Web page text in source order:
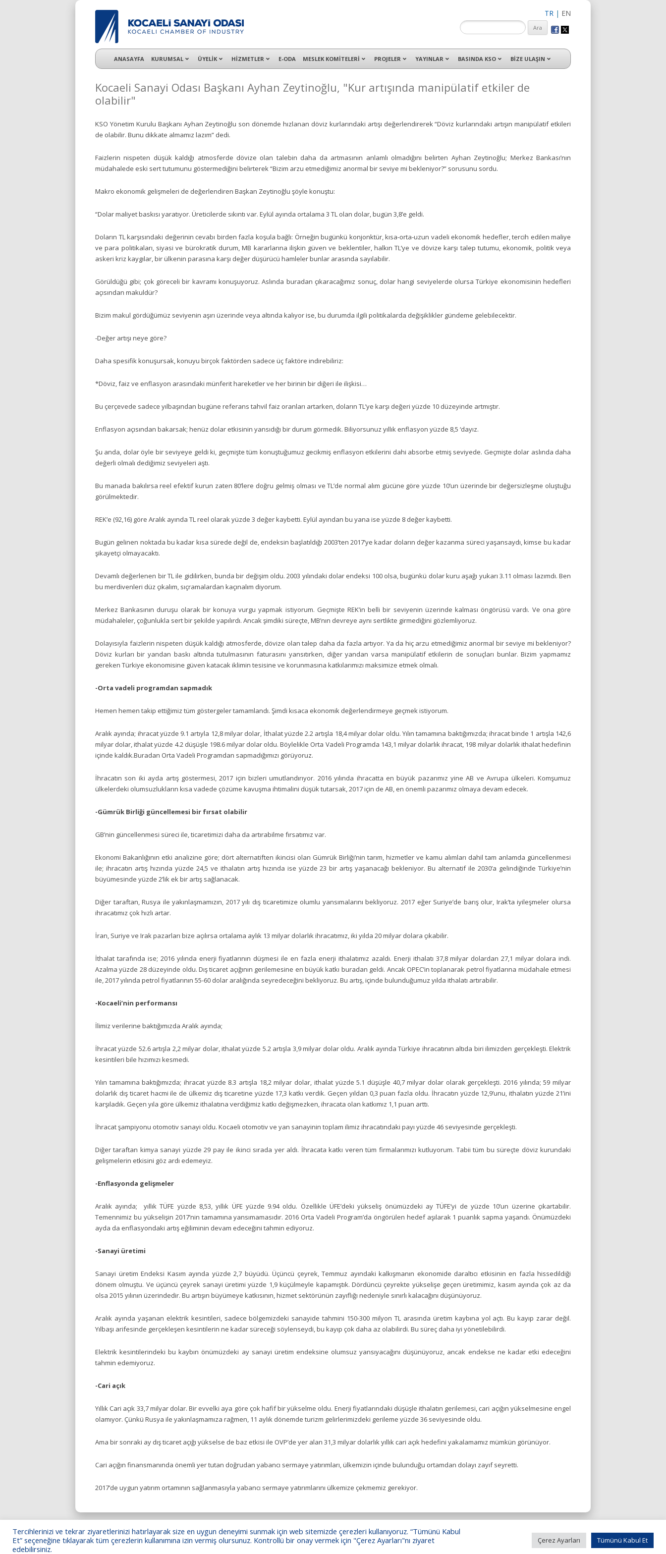
TR | EN
KSO 3500’ü aşkın sanayi kuruluşuna uzman çalışanları ile İzmit Merkez, Çayırova, Dilovası, Gebze ve İMES OSB’deki ofisleri ile hizmet vermektedir.
ANASAYFA KURUMSAL ÜYELİK HİZMETLER E-ODA MESLEK KOMİTELERİ PROJELER YAYINLAR BASINDA KSO BİZE ULAŞIN
Kocaeli Sanayi Odası Başkanı Ayhan Zeytinoğlu, "Kur artışında manipülatif etkiler de
olabilir"
KSO Yönetim Kurulu Başkanı Ayhan Zeytinoğlu son dönemde hızlanan döviz kurlarındaki artışı değerlendirerek “Döviz kurlarındaki artışın manipülatif etkileri
de olabilir. Bunu dikkate almamız lazım” dedi.
Faizlerin nispeten düşük kaldığı atmosferde dövize olan talebin daha da artmasının anlamlı olmadığını belirten Ayhan Zeytinoğlu; Merkez Bankası’nın
müdahalede eski sert tutumunu göstermediğini belirterek “Bizim arzu etmediğimiz anormal bir seviye mi bekleniyor?” sorusunu sordu.
Makro ekonomik gelişmeleri de değerlendiren Başkan Zeytinoğlu şöyle konuştu:
“Dolar maliyet baskısı yaratıyor. Üreticilerde sıkıntı var. Eylül ayında ortalama 3 TL olan dolar, bugün 3,8’e geldi.
Doların TL karşısındaki değerinin cevabı birden fazla koşula bağlı: Örneğin bugünkü konjonktür, kısa-orta-uzun vadeli ekonomik hedefler, tercih edilen maliye
ve para politikaları, siyasi ve bürokratik durum, MB kararlarına ilişkin güven ve beklentiler, halkın TL’ye ve dövize karşı talep tutumu, ekonomik, politik veya
askeri kriz kaygılar, bir ülkenin parasına karşı değer düşürücü hamleler bunlar arasında sayılabilir.
Görüldüğü gibi; çok göreceli bir kavramı konuşuyoruz. Aslında buradan çıkaracağımız sonuç, dolar hangi seviyelerde olursa Türkiye ekonomisinin hedefleri
açısından makuldür?
Bizim makul gördüğümüz seviyenin aşırı üzerinde veya altında kalıyor ise, bu durumda ilgili politikalarda değişiklikler gündeme gelebilecektir.
-Değer artışı neye göre?
Daha spesifik konuşursak, konuyu birçok faktörden sadece üç faktöre indirebiliriz:
*Döviz, faiz ve enflasyon arasındaki münferit hareketler ve her birinin bir diğeri ile ilişkisi…
Bu çerçevede sadece yılbaşından bugüne referans tahvil faiz oranları artarken, doların TL’ye karşı değeri yüzde 10 düzeyinde artmıştır.
Enflasyon açısından bakarsak; henüz dolar etkisinin yansıdığı bir durum görmedik. Biliyorsunuz yıllık enflasyon yüzde 8,5 ‘dayız.
Şu anda, dolar öyle bir seviyeye geldi ki, geçmişte tüm konuştuğumuz gecikmiş enflasyon etkilerini dahi absorbe etmiş seviyede. Geçmişte dolar aslında daha
değerli olmalı dediğimiz seviyeleri aştı.
Bu manada bakılırsa reel efektif kurun zaten 80’lere doğru gelmiş olması ve TL’de normal alım gücüne göre yüzde 10’un üzerinde bir değersizleşme oluştuğu
görülmektedir.
REK’e (92,16) göre Aralık ayında TL reel olarak yüzde 3 değer kaybetti. Eylül ayından bu yana ise yüzde 8 değer kaybetti.
Bugün gelinen noktada bu kadar kısa sürede değil de, endeksin başlatıldığı 2003’ten 2017’ye kadar doların değer kazanma süreci yaşansaydı, kimse bu kadar
şikayetçi olmayacaktı.
Devamlı değerlenen bir TL ile gidilirken, bunda bir değişim oldu. 2003 yılındaki dolar endeksi 100 olsa, bugünkü dolar kuru aşağı yukarı 3.11 olması lazımdı. Ben
bu merdivenleri düz çıkalım, sıçramalardan kaçınalım diyorum.
Merkez Bankasının duruşu olarak bir konuya vurgu yapmak istiyorum. Geçmişte REK’in belli bir seviyenin üzerinde kalması öngörüsü vardı. Ve ona göre
müdahaleler, çoğunlukla sert bir şekilde yapılırdı. Ancak şimdiki süreçte, MB’nın devreye aynı sertlikte girmediğini gözlemliyoruz.
Dolayısıyla faizlerin nispeten düşük kaldığı atmosferde, dövize olan talep daha da fazla artıyor. Ya da hiç arzu etmediğimiz anormal bir seviye mi bekleniyor?
Döviz kurları bir yandan baskı altında tutulmasının faturasını yansıtırken, diğer yandan varsa manipülatif etkilerin de sonuçları bunlar. Bizim yapmamız
gereken Türkiye ekonomisine güven katacak iklimin tesisine ve korunmasına katkılarımızı maksimize etmek olmalı.
-Orta vadeli programdan sapmadık
Hemen hemen takip ettiğimiz tüm göstergeler tamamlandı. Şimdi kısaca ekonomik değerlendirmeye geçmek istiyorum.
Aralık ayında; ihracat yüzde 9.1 artıyla 12,8 milyar dolar, İthalat yüzde 2.2 artışla 18,4 milyar dolar oldu. Yılın tamamına baktığımızda; ihracat binde 1 artışla 142,6
milyar dolar, ithalat yüzde 4.2 düşüşle 198.6 milyar dolar oldu. Böylelikle Orta Vadeli Programda 143,1 milyar dolarlık ihracat, 198 milyar dolarlık ithalat hedefinin
içinde kaldık.Buradan Orta Vadeli Programdan sapmadığımızı görüyoruz.
İhracatın son iki ayda artış göstermesi, 2017 için bizleri umutlandırıyor. 2016 yılında ihracatta en büyük pazarımız yine AB ve Avrupa ülkeleri. Komşumuz
ülkelerdeki olumsuzlukların kısa vadede çözüme kavuşma ihtimalini düşük tutarsak, 2017 için de AB, en önemli pazarımız olmaya devam edecek.
-Gümrük Birliği güncellemesi bir fırsat olabilir
GB’nin güncellenmesi süreci ile, ticaretimizi daha da artırabilme fırsatımız var.
Ekonomi Bakanlığının etki analizine göre; dört alternatiften ikincisi olan Gümrük Birliği’nin tarım, hizmetler ve kamu alımları dahil tam anlamda güncellenmesi
ile; ihracatın artış hızında yüzde 24,5 ve ithalatın artış hızında ise yüzde 23 bir artış yaşanacağı bekleniyor. Bu alternatif ile 2030’a gelindiğinde Türkiye’nin
büyümesinde yüzde 2’lik ek bir artış sağlanacak.
Diğer taraftan, Rusya ile yakınlaşmamızın, 2017 yılı dış ticaretimize olumlu yansımalarını bekliyoruz. 2017 eğer Suriye’de barış olur, Irak’ta iyileşmeler olursa
ihracatımız çok hızlı artar.
İran, Suriye ve Irak pazarları bize açılırsa ortalama aylık 13 milyar dolarlık ihracatımız, iki yılda 20 milyar dolara çıkabilir.
İthalat tarafında ise; 2016 yılında enerji fiyatlarının düşmesi ile en fazla enerji ithalatımız azaldı. Enerji ithalatı 37,8 milyar dolardan 27,1 milyar dolara indi.
Azalma yüzde 28 düzeyinde oldu. Dış ticaret açığının gerilemesine en büyük katkı buradan geldi. Ancak OPEC’in toplanarak petrol fiyatlarına müdahale etmesi
ile, 2017 yılında petrol fiyatlarının 55-60 dolar aralığında seyredeceğini bekliyoruz. Bu artış, içinde bulunduğumuz yılda ithalatı artırabilir.
-Kocaeli’nin performansı
İlimiz verilerine baktığımızda Aralık ayında;
İhracat yüzde 52.6 artışla 2,2 milyar dolar, ithalat yüzde 5.2 artışla 3,9 milyar dolar oldu. Aralık ayında Türkiye ihracatının altıda biri ilimizden gerçekleşti. Elektrik
kesintileri bile hızımızı kesmedi.
Yılın tamamına baktığımızda; ihracat yüzde 8.3 artışla 18,2 milyar dolar, ithalat yüzde 5.1 düşüşle 40,7 milyar dolar olarak gerçekleşti. 2016 yılında; 59 milyar
dolarlık dış ticaret hacmi ile de ülkemiz dış ticaretine yüzde 17,3 katkı verdik. Geçen yıldan 0,3 puan fazla oldu. İhracatın yüzde 12,9’unu, ithalatın yüzde 21’ini
karşıladık. Geçen yıla göre ülkemiz ithalatına verdiğimiz katkı değişmezken, ihracata olan katkımız 1,1 puan arttı.
İhracat şampiyonu otomotiv sanayi oldu. Kocaeli otomotiv ve yan sanayinin toplam ilimiz ihracatındaki payı yüzde 46 seviyesinde gerçekleşti.
Diğer taraftan kimya sanayi yüzde 29 pay ile ikinci sırada yer aldı. İhracata katkı veren tüm firmalarımızı kutluyorum. Tabii tüm bu süreçte döviz kurundaki
gelişmelerin etkisini göz ardı edemeyiz.
-Enflasyonda gelişmeler
Aralık ayında; yıllık TÜFE yüzde 8,53, yıllık ÜFE yüzde 9.94 oldu. Özellikle ÜFE’deki yükseliş önümüzdeki ay TÜFE’yi de yüzde 10’un üzerine çıkartabilir.
Temennimiz bu yükselişin 2017’nin tamamına yansımamasıdır. 2016 Orta Vadeli Program’da öngörülen hedef aşılarak 1 puanlık sapma yaşandı. Önümüzdeki
ayda da enflasyondaki artış eğiliminin devam edeceğini tahmin ediyoruz.
-Sanayi üretimi
Sanayi üretim Endeksi Kasım ayında yüzde 2,7 büyüdü. Üçüncü çeyrek, Temmuz ayındaki kalkışmanın ekonomide daraltıcı etkisinin en fazla hissedildiği
dönem olmuştu. Ve üçüncü çeyrek sanayi üretimi yüzde 1,9 küçülmeyle kapamıştık. Dördüncü çeyrekte yükselişe geçen üretimimiz, kasım ayında çok az da
olsa 2015 yılının üzerindedir. Bu artışın büyümeye katkısının, hizmet sektörünün zayıflığı nedeniyle sınırlı kalacağını düşünüyoruz.
Aralık ayında yaşanan elektrik kesintileri, sadece bölgemizdeki sanayide tahmini 150-300 milyon TL arasında üretim kaybına yol açtı. Bu kayıp zarar değil.
Yılbaşı arifesinde gerçekleşen kesintilerin ne kadar süreceği söylenseydi, bu kayıp çok daha az olabilirdi. Bu süreç daha iyi yönetilebilirdi.
Elektrik kesintilerindeki bu kaybın önümüzdeki ay sanayi üretim endeksine olumsuz yansıyacağını düşünüyoruz, ancak endekse ne kadar etki edeceğini
tahmin edemiyoruz.
-Cari açık
Yıllık Cari açık 33,7 milyar dolar. Bir evvelki aya göre çok hafif bir yükselme oldu. Enerji fiyatlarındaki düşüşle ithalatın gerilemesi, cari açığın yükselmesine engel
olamıyor. Çünkü Rusya ile yakınlaşmamıza rağmen, 11 aylık dönemde turizm gelirlerimizdeki gerileme yüzde 36 seviyesinde oldu.
Ama bir sonraki ay dış ticaret açığı yükselse de baz etkisi ile OVP’de yer alan 31,3 milyar dolarlık yıllık cari açık hedefini yakalamamız mümkün görünüyor.
Cari açığın finansmanında önemli yer tutan doğrudan yabancı sermaye yatırımları, ülkemizin içinde bulunduğu ortamdan dolayı zayıf seyretti.
2017’de uygun yatırım ortamının sağlanmasıyla yabancı sermaye yatırımlarını ülkemize çekmemiz gerekiyor.
Tercihlerinizi ve tekrar ziyaretlerinizi hatırlayarak size en uygun deneyimi sunmak için web sitemizde çerezleri kullanıyoruz. “Tümünü Kabul
Et” seçeneğine tıklayarak tüm çerezlerin kullanımına izin vermiş olursunuz. Kontrollü bir onay vermek için "Çerez Ayarları"nı ziyaret
edebilirsiniz.
Çerez Ayarları Tümünü Kabul Et